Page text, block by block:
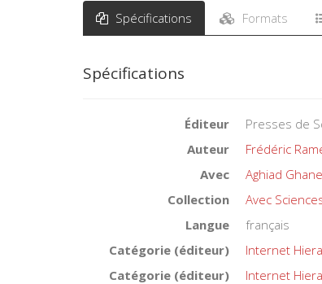
Spécifications Formats
Spécifications
Éditeur
Presses de
Auteur
Frédéric
Avec
Aghiad
Collection
Avec
Langue
français
Catégorie (éditeur)
Internet
Catégorie (éditeur)
Internet